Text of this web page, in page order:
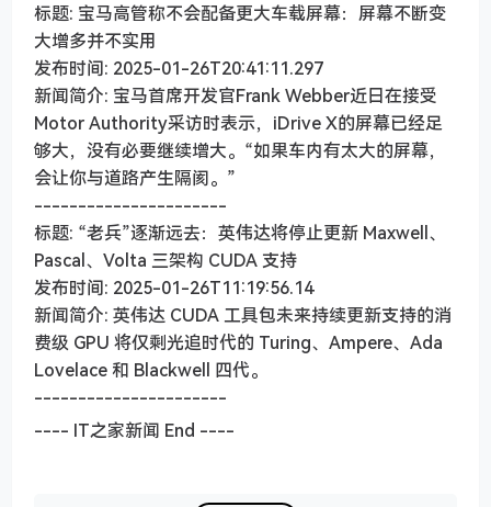
标题: 宝马高管称不会配备更大车载屏幕：屏幕不断变
大增多并不实用
发布时间: 2025-01-26T20:41:11.297
新闻简介: 宝马首席开发官Frank Webber近日在接受
Motor Authority采访时表示，iDrive X的屏幕已经足
够大，没有必要继续增大。“如果车内有太大的屏幕，
会让你与道路产生隔阂。”
----------------------
标题: “老兵”逐渐远去：英伟达将停止更新 Maxwell、
Pascal、Volta 三架构 CUDA 支持
发布时间: 2025-01-26T11:19:56.14
新闻简介: 英伟达 CUDA 工具包未来持续更新支持的消
费级 GPU 将仅剩光追时代的 Turing、Ampere、Ada
Lovelace 和 Blackwell 四代。
----------------------
---- IT之家新闻 End ----